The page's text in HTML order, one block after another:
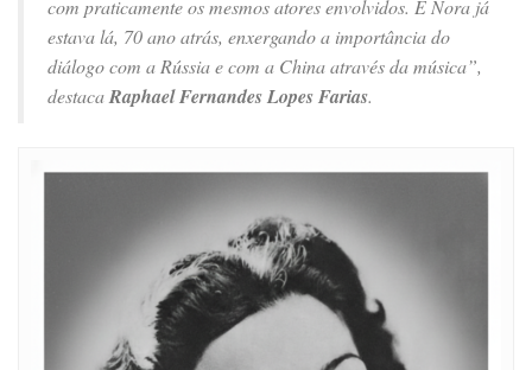
com praticamente os mesmos atores envolvidos. E Nora já
estava lá, 70 ano atrás, enxergando a importância do
diálogo com a Rússia e com a China através da música”,
destacaRaphael Fernandes Lopes Farias.